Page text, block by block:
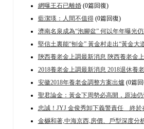
網曝王石已離婚(0篇回復)
藍潔瑛：人間不值得(0篇回復)
濟南名泉成為“泡腳盆” 何以年年曝光仍
堅信土裏能“刨金” 黃金村走出“黃金大
陝西養老金上調最新消息 陝西養老金
2018養老金上調最新消息 2018退休養
安徽2018年養老金調整方案出爐(0篇
聖君論金：黃金下周勢必高開，原油仍
忠誠！JYJ 金俊秀卸下義警責任 終於
金樾和著,中海京西,房價、戶型深度分